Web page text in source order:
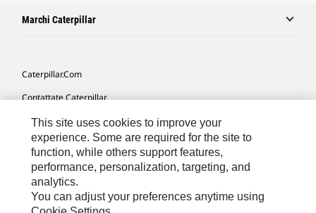
Marchi Caterpillar
Caterpillar.com
Contattate Caterpillar
Le Mie Preferenze Di Marketing
Mappa Del Sito
Cookie Settings
Informazioni Legali
This site uses cookies to improve your
experience. Some are required for the site to
function, while others support features,
performance, personalization, targeting, and
analytics.
You can adjust your preferences anytime using